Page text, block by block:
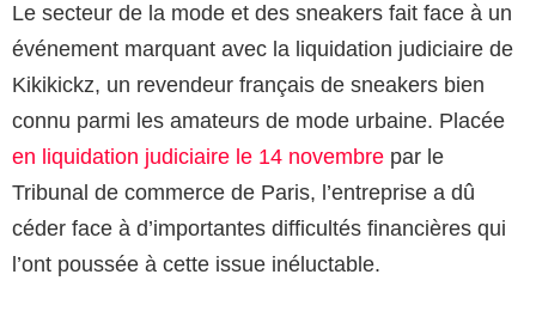
Le secteur de la mode et des sneakers fait face à un
événement marquant avec la liquidation judiciaire de
Kikikickz, un revendeur français de sneakers bien
connu parmi les amateurs de mode urbaine. Placée
en liquidation judiciaire le 14 novembre par le
Tribunal de commerce de Paris, l’entreprise a dû
céder face à d’importantes difficultés financières qui
l’ont poussée à cette issue inéluctable.